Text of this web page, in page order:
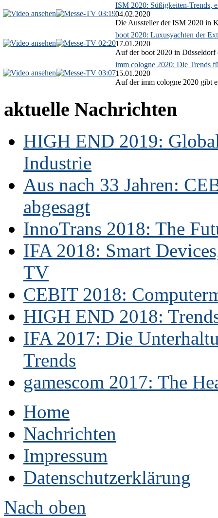
03:19
ISM 2020: Süßigkeiten-Trends,
04.02.2020
Die Aussteller der ISM 2020 in
02:20
boot 2020: Luxusyachten der
17.01.2020
Auf der boot 2020 in Düsseldorf
03:07
imm cologne 2020: Die Trends
15.01.2020
Auf der imm cologne 2020 gibt
aktuelle Nachrichten
HIGH END 2019:
Industrie
Aus nach 33 Jahren:
abgesagt
InnoTrans 2018: The
IFA 2018: Smart
TV
CEBIT 2018:
HIGH END 2018:
IFA 2017: Die
Trends
gamescom 2017: The
Home
Nachrichten
Impressum
Datenschutzerklärung
Nach oben